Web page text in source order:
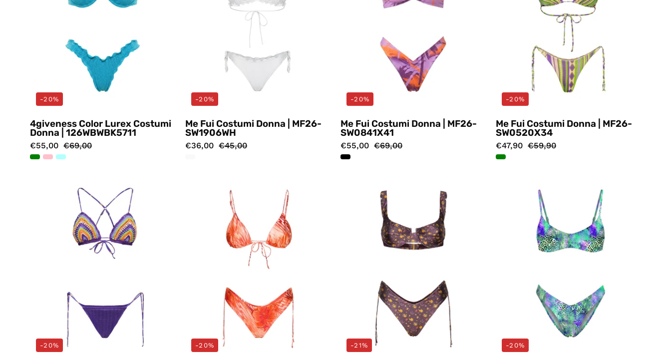
-20%
4giveness Color Lurex Costumi
Donna | 126WBWBK5711
€55,00 €69,00
-20%
Me Fui Costumi Donna | MF26-
SW1906WH
€36,00 €45,00
-20%
Me Fui Costumi Donna | MF26-
SW0841X41
€55,00 €69,00
-20%
Me Fui Costumi Donna | MF26-
SW0520X34
€47,90 €59,90
Me
Fui
-20%
Arancio
-20% -21%
Multicolore
4giveness
-20%